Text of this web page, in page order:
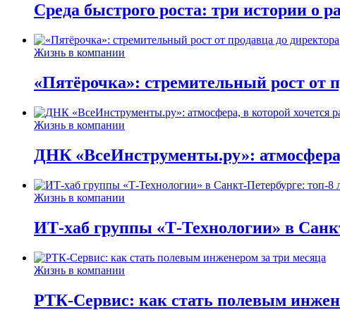
Среда быстрого роста: три истории о
Жизнь в компании
«Пятёрочка»: стремительный рост от
Жизнь в компании
ДНК «ВсеИнструменты.ру»:
Жизнь в компании
ИТ-хаб группы «Т-Технологии» в
Жизнь в компании
РТК-Сервис: как стать полевым